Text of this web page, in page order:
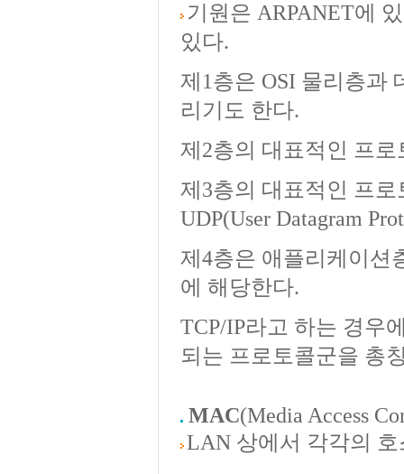
기원은 ARPANET에
있다.
제1층은 OSI 물리층과
리기도 한다.
제2층의 대표적인 프로
제3층의 대표적인 프로
UDP(User Datagram
제4층은 애플리케이션
에 해당한다.
TCP/IP라고 하는 경우
되는 프로토콜군을 총
MAC(Media Access
LAN 상에서 각각의